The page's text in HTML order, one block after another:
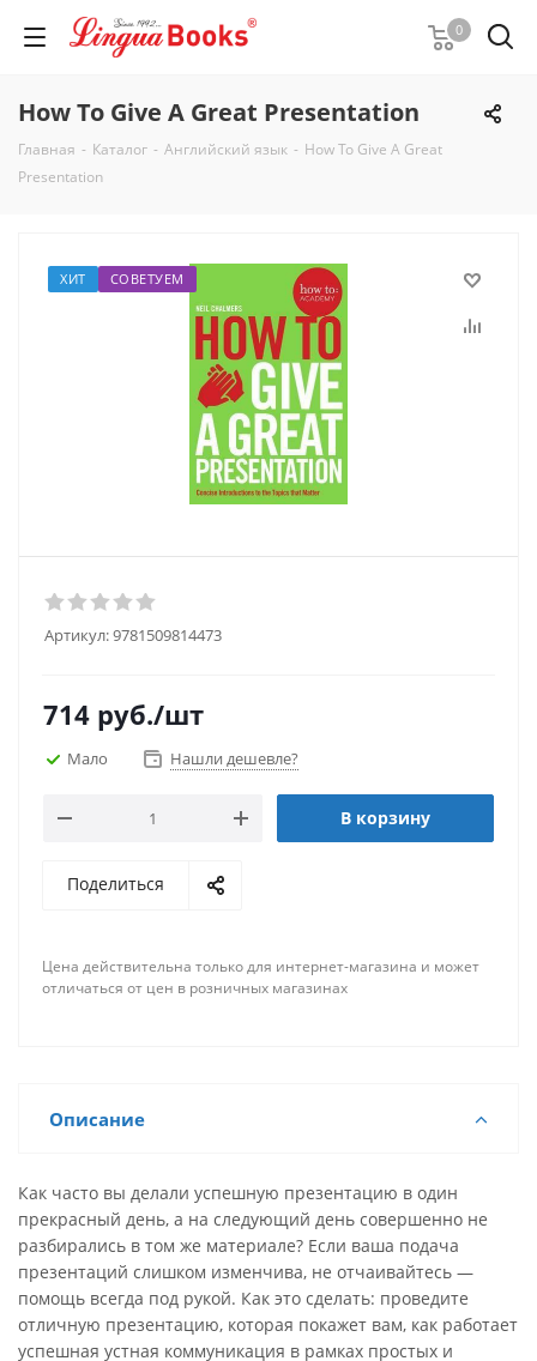
0
How To Give A Great Presentation
Главная - Каталог - Английский язык - How To Give A Great
Presentation
ХИТ СОВЕТУЕМ
Артикул:9781509814473
714 руб./шт
Мало Нашли дешевле?
В корзину
Поделиться
Цена действительна только для интернет-магазина и может
отличаться от цен в розничных магазинах
Описание
Как часто вы делали успешную презентацию в один
прекрасный день, а на следующий день совершенно не
разбирались в том же материале? Если ваша подача
презентаций слишком изменчива, не отчаивайтесь —
помощь всегда под рукой. Как это сделать: проведите
отличную презентацию, которая покажет вам, как работает
успешная устная коммуникация в рамках простых и